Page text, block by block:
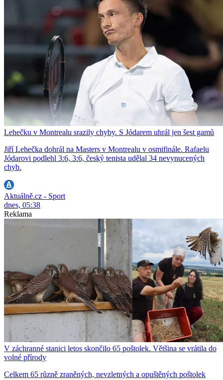
Lehečku v Montrealu srazily chyby. S Jódarem uhrál jen šest gamů
Jiří Lehečka dohrál na Masters v Montrealu v osmifinále. Rafaelu
Jódarovi podlehl 3:6, 3:6, český tenista udělal 34 nevynucených
chyb.
Aktuálně.cz - Sport
dnes, 05:38
Reklama
V záchranné stanici letos skončilo 65 poštolek. Většina se vrátila do
volné přírody
Celkem 65 různě zraněných, nevzletných a opuštěných poštolek